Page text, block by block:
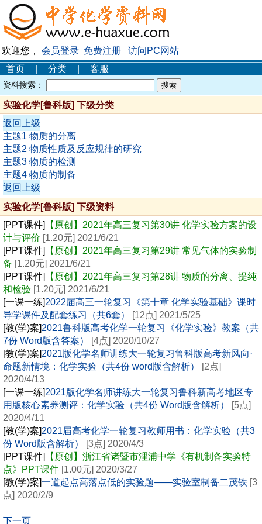
欢迎您， 会员登录 免费注册
访问PC网站
首页
分类 客服
资料搜索：
实验化学[鲁科版] 下级分类
返回上级
主题1 物质的分离
主题2 物质性质及反应规律的研究
主题3 物质的检测
主题4 物质的制备
返回上级
实验化学[鲁科版] 下级资料
[PPT课件]
【原创】2021年高三复习第30讲 化学实验方案的设
计与评价 [1.20元] 2021/6/21
[PPT课件]
【原创】2021年高三复习第29讲 常见气体的实验制
备 [1.20元] 2021/6/21
[PPT课件]
【原创】2021年高三复习第28讲 物质的分离、提纯
和检验 [1.20元] 2021/6/21
[一课一练]2022届高三一轮复习《第十章 化学实验基础》课时
导学课件及配套练习（共6套）
[12点] 2021/5/25
[教(学)案]2021鲁科版高考化学一轮复习《化学实验》教案（共
7份 Word版含答案）
[4点] 2020/10/27
[教(学)案]2021版化学名师讲练大一轮复习鲁科版高考新风向·
命题新情境：化学实验（共4份 word版含解析）
[2点]
2020/4/13
[一课一练]2021版化学名师讲练大一轮复习鲁科新高考地区专
用版核心素养测评：化学实验（共4份 Word版含解析）
[5点]
2020/4/11
[教(学)案]2021届高考化学一轮复习教师用书：化学实验（共3
份 Word版含解析）
[3点] 2020/4/3
[PPT课件]
【原创】浙江省诸暨市浬浦中学《有机制备实验特
点》PPT课件 [1.00元] 2020/3/27
[教(学)案]一道起点高落点低的实验题——实验室制备二茂铁 [3
点] 2020/2/9
下一页